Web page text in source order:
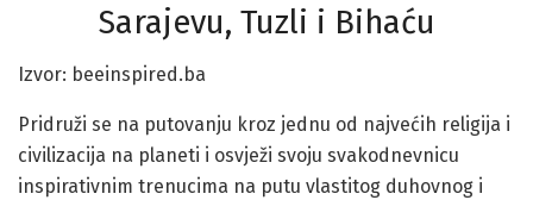
Sarajevu, Tuzli i Bihaću
Izvor: beeinspired.ba
Pridruži se na putovanju kroz jednu od najvećih religija i
civilizacija na planeti i osvježi svoju svakodnevnicu
inspirativnim trenucima na putu vlastitog duhovnog i